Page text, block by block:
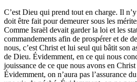
C’est Dieu qui prend tout en charge. Il
doit être fait pour demeurer sous les
Comme Israël devait garder la loi et les
commandements afin de prospérer et de
nous, c’est Christ et lui seul qui bâtit son
de Dieu. Évidemment, en ce qui nous
jouissance de ce que nous avons en Christ
Évidemment, on n’aura pas l’assurance